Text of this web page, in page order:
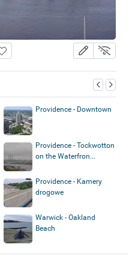
Providence - Downtown
Providence - Tockwotton
on the Waterfron...
Providence - Kamery
drogowe
Warwick - Oakland
Beach